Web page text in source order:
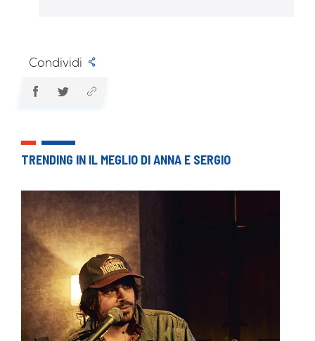
Condividi
TRENDING IN IL MEGLIO DI ANNA E SERGIO